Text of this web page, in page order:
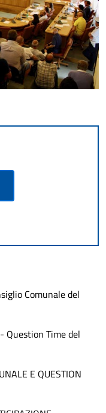
Comunale del
Question Time del
E QUESTION